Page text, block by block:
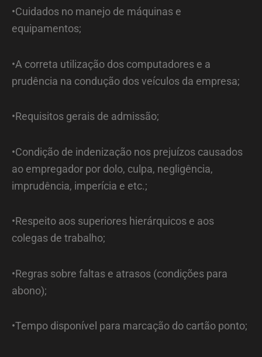
•Cuidados no manejo de máquinas e
equipamentos;
•A correta utilização dos computadores e a
prudência na condução dos veículos da empresa;
•Requisitos gerais de admissão;
•Condição de indenização nos prejuízos causados
ao empregador por dolo, culpa, negligência,
imprudência, imperícia e etc.;
•Respeito aos superiores hierárquicos e aos
colegas de trabalho;
•Regras sobre faltas e atrasos (condições para
abono);
•Tempo disponível para marcação do cartão ponto;